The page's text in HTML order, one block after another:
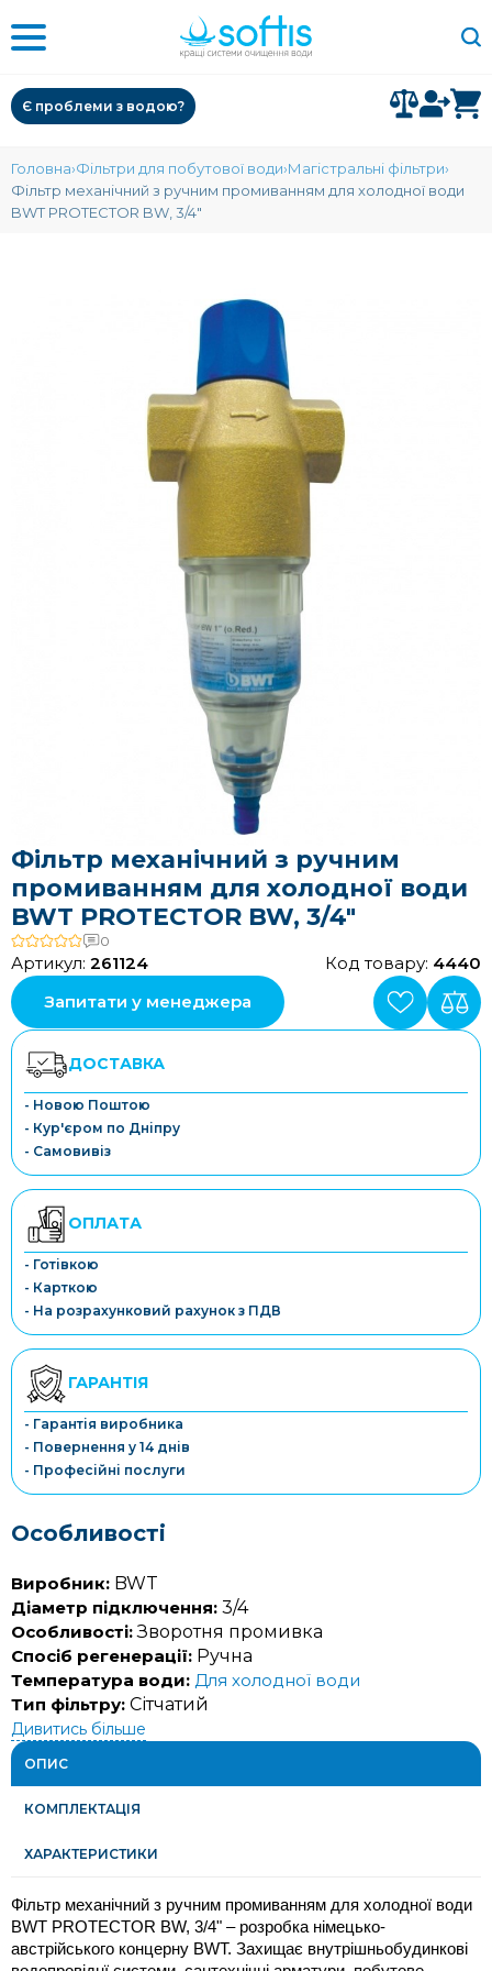
Є проблеми з водою?
Головна Фільтри для побутової води Магістральні фільтри
Фільтр механічний з ручним промиванням для холодної води
BWT PROTECTOR BW, 3/4"
Фільтр механічний з ручним
промиванням для холодної води
BWT PROTECTOR BW, 3/4"
0
Артикул: 261124 Код товару: 4440
Запитати у менеджера
ДОСТАВКА
- Новою Поштою
- Кур'єром по Дніпру
- Самовивіз
ОПЛАТА
- Готівкою
- Карткою
- На розрахунковий рахунок з ПДВ
ГАРАНТІЯ
- Гарантія виробника
- Повернення у 14 днів
- Професійні послуги
Особливості
Виробник: BWT
Діаметр підключення: 3/4
Особливості:Зворотня промивка
Спосіб регенерації: Ручна
Температура води: Для холодної води
Тип фільтру: Сітчатий
Дивитись більше
ОПИС
КОМПЛЕКТАЦІЯ
ХАРАКТЕРИСТИКИ
Фільтр механічний з ручним промиванням для холодної води
BWT PROTECTOR BW, 3/4" – розробка німецько-
австрійського концерну BWT. Захищає внутрішньобудинкові